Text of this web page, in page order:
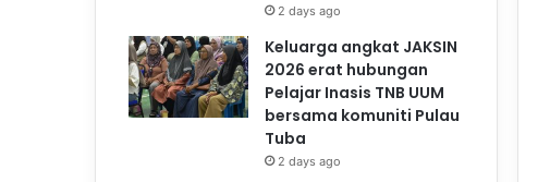
2 days ago
Keluarga angkat JAKSIN
2026 erat hubungan
Pelajar Inasis TNB UUM
bersama komuniti Pulau
Tuba
2 days ago